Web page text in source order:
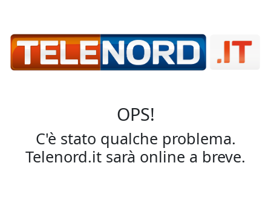
OPS!
C'è stato qualche problema.
Telenord.it sarà online a breve.